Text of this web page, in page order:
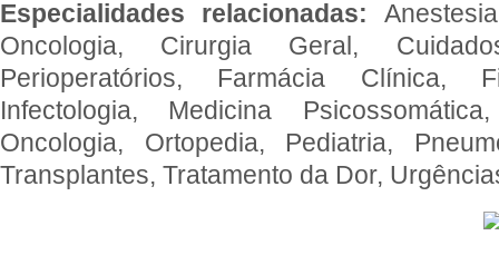
Especialidades relacionadas:
Oncologia, Cirurgia Geral,
Perioperatórios, Farmácia Clínica,
Infectologia, Medicina
Oncologia, Ortopedia, Pediatria,
Transplantes, Tratamento da Dor,